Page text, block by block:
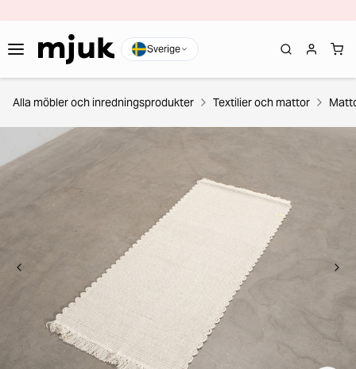
Sverige
Alla möbler och inredningsprodukter Textilier och mattor